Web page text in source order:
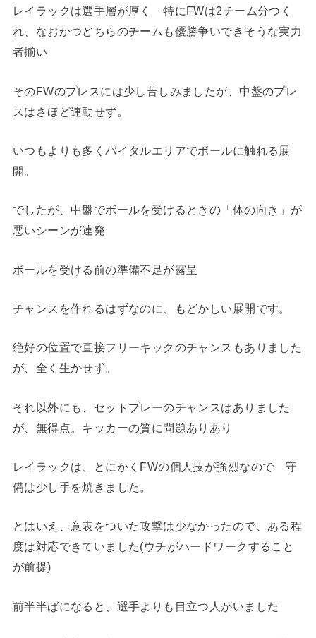
レイラックは選手層が厚く 特にFWは2チーム分つく
れ、なおかつどちらのチームも優勝争いできそうな実力
者揃い
そのFWのプレスには少し苦しみましたが、中盤のプレ
スはさほど連動せず。
いつもよりも多くバイタルエリアでボールに触れる展
開。
でしたが、中盤でボールを受けるときの「体の向き」が
悪いシーンが連発
ボールを受ける前の準備不足が露呈
チャンスを作れるはずなのに、もどかしい展開です。
絶好の位置で直接フリーキックのチャンスもありました
が、全く生かせず。
それ以外にも、セットプレーのチャンスはありました
が、無得点。キッカーの質に問題ありあり
レイラックは、とにかくFWの個人技が強烈なので 守
備は少し手を焼きました。
とはいえ、意表をついた攻撃は少なかったので、ある程
度は対応できていました(ウチがハードワークすること
が前提)
前半半ばになると、選手よりも目立つ人がいました